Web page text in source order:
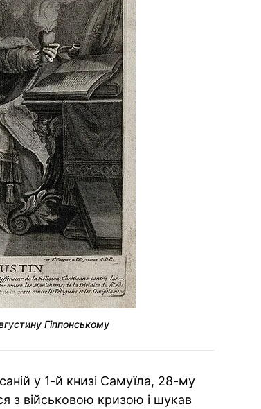
Гіппонському
у 1-й книзі Самуїла, 28-му
з військовою кризою і шукав